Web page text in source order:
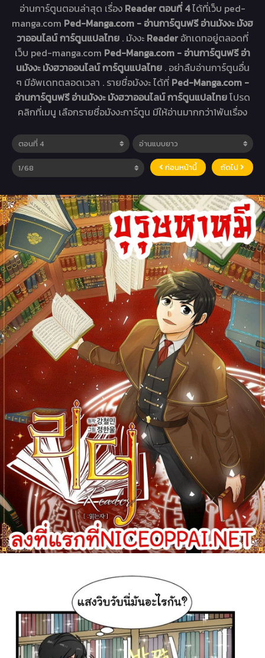
อ่านการ์ตูนตอนล่าสุด เรื่อง Reader ตอนที่ 4ได้ที่เว็บ ped-
manga.com Ped-Manga.com - อ่านการ์ตูนฟรี อ่านมังงะ มังฮ
วาออนไลน์ การ์ตูนแปลไทย . มังงะ Reader อัทเดทอยู่ตลอดที่
เว็บ ped-manga.com Ped-Manga.com - อ่านการ์ตูนฟรี อ่า
นมังงะ มังฮวาออนไลน์ การ์ตูนแปลไทย . อย่าลืมอ่านการ์ตูนอื่น
ๆ มีอัพเดทตลอดเวลา . รายชื่อมังงะ ได้ที่ Ped-Manga.com -
อ่านการ์ตูนฟรี อ่านมังงะ มังฮวาออนไลน์ การ์ตูนแปลไทยโปรด
คลิกที่เมนู เลือกรายชื่อมังงะการ์ตูน มีให้อ่านมากกว่า1พันเรื่อง
ก่อนหน้านี้ ถัดไป